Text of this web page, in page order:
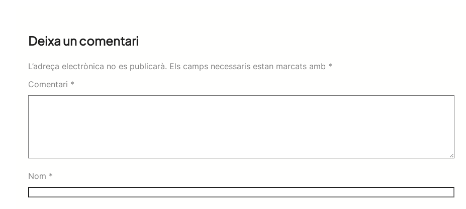
Deixa un comentari
L’adreça electrònica no es publicarà. Els camps necessaris estan marcats amb *
Comentari *
Nom *